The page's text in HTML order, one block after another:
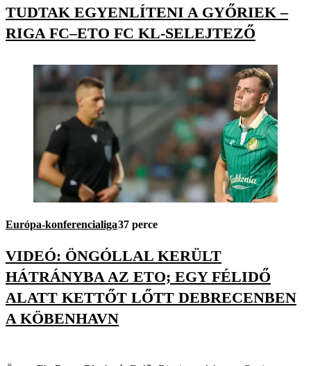
TUDTAK EGYENLÍTENI A GYŐRIEK –
RIGA FC–ETO FC KL-SELEJTEZŐ
Európa-konferencialiga37 perce
VIDEÓ: ÖNGÓLLAL KERÜLT
HÁTRÁNYBA AZ ETO; EGY FÉLIDŐ
ALATT KETTŐT LŐTT DEBRECENBEN
A KÖBENHAVN